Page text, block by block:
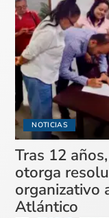
NOTICIAS
Tras 12
otorga
organizativo
Atlántico